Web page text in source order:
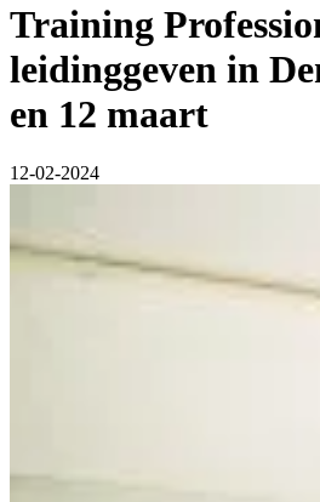
Training
leidinggeven in
en 12 maart
12-02-2024